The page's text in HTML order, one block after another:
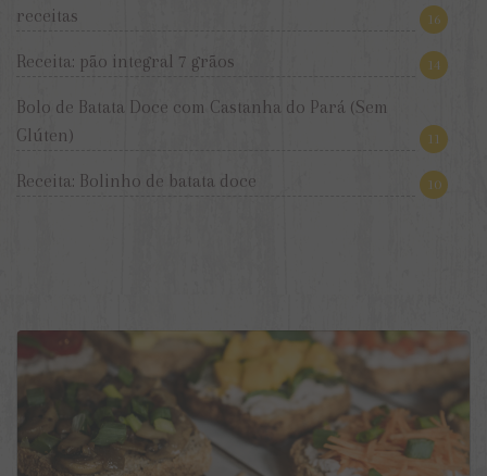
receitas
16
Receita: pão integral 7 grãos 14
Bolo de Batata Doce com Castanha do Pará (Sem
Glúten)
11
Receita: Bolinho de batata doce 10